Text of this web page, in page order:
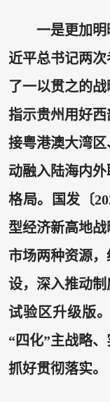
一是更加
近平总书记两
了一以贯之的战
指示贵州用好
接粤港澳大湾
动融入陆海内
格局。国发〔
型经济新高地
市场两种资源
设，深入推动
试验区升级版
“四化”主战略
抓好贯彻落实。